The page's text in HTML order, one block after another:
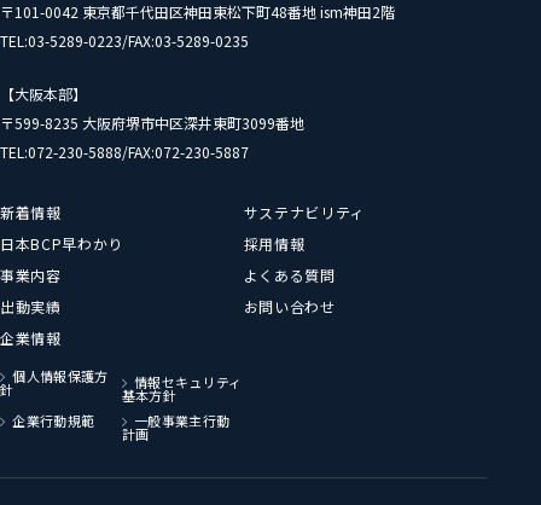
〒101-0042 東京都千代田区神田東松下町48番地 ism神田2階
TEL:03-5289-0223/FAX:03-5289-0235
【大阪本部】
〒599-8235 大阪府堺市中区深井東町3099番地
TEL:072-230-5888/FAX:072-230-5887
新着情報
日本BCP早わかり
事業内容
出動実績
企業情報
サステナビリティ
採用情報
よくある質問
お問い合わせ
個人情報保護方
針 情報セキュリティ
基本方針
企業行動規範
一般事業主行動
計画